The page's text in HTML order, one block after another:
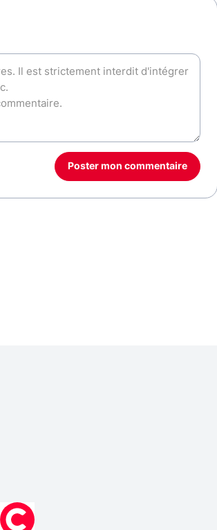
Poster mon commentaire